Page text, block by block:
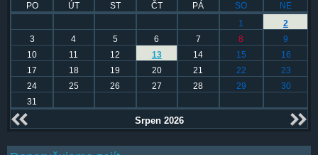
PO ÚT ST ČT PÁ SO
NE
1
2
3
4 5 6 7 8
9
10
11 12 13 14 15
16
17
18 19 20 21 22
23
24
25 26 27 28 29
30
31
Srpen 2026